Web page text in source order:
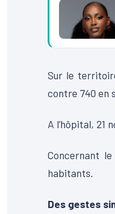
Sur le
contre 740 en
A l’hôpital, 21
Concernant le
habitants.
Des gestes